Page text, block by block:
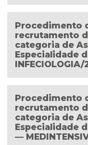
Procedimento
recrutamento
categoria de
Especialidade
Procedimento
recrutamento
categoria de
Especialidade
—